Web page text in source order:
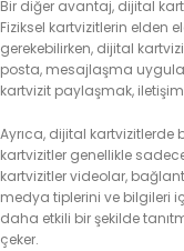
Bir diğer avantaj, dijital
Fiziksel kartvizitlerin elden
gerekebilirken, dijital
posta, mesajlaşma
kartvizit paylaşmak,
Ayrıca, dijital kartvizitlerde
kartvizitler genellikle
kartvizitler videolar,
medya tiplerini ve bilgileri
daha etkili bir şekilde
çeker.